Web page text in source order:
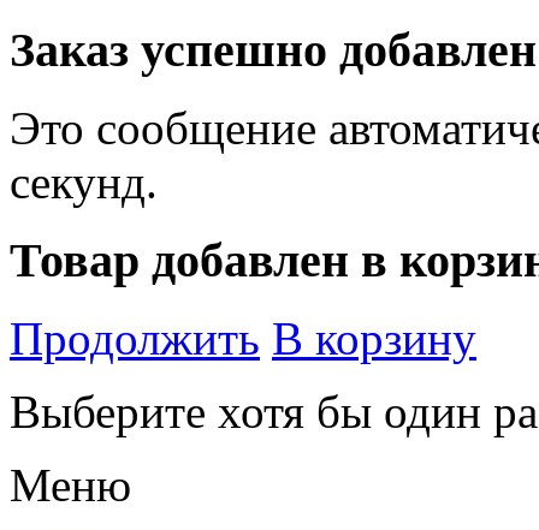
Заказ успешно
Это сообщение
секунд.
Товар добавлен в
Продолжить В корзину
Выберите хотя бы один
Меню